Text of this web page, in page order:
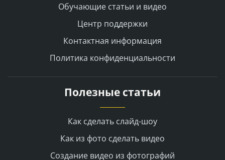
Обучающие статьи и видео
Центр поддержки
Контактная информация
Политика конфиденциальности
Полезные статьи
Как сделать слайд-шоу
Как из фото сделать видео
Создание видео из фотографий